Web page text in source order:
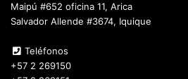
Maipú #652 oficina 11, Arica
Salvador Allende #3674, Iquique
Teléfonos
+57 2 269150